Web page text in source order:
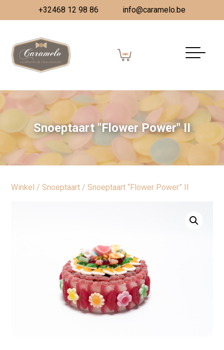
+32468 12 98 86 info@caramelo.be
Snoeptaart "Flower Power" II
Winkel /Snoeptaart / Snoeptaart “Flower Power” II